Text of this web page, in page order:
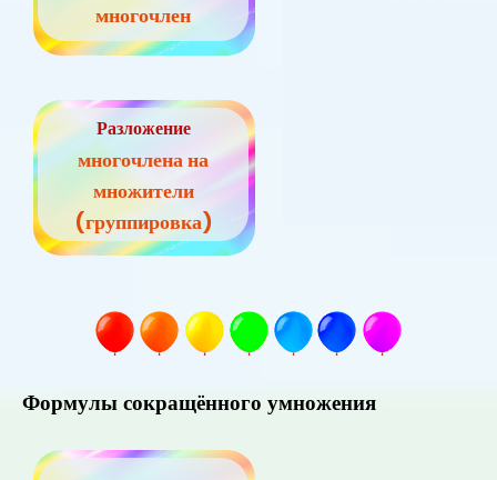
многочлен
Разложение
многочлена на
множители
(группировка)
Формулы сокращённого умножения